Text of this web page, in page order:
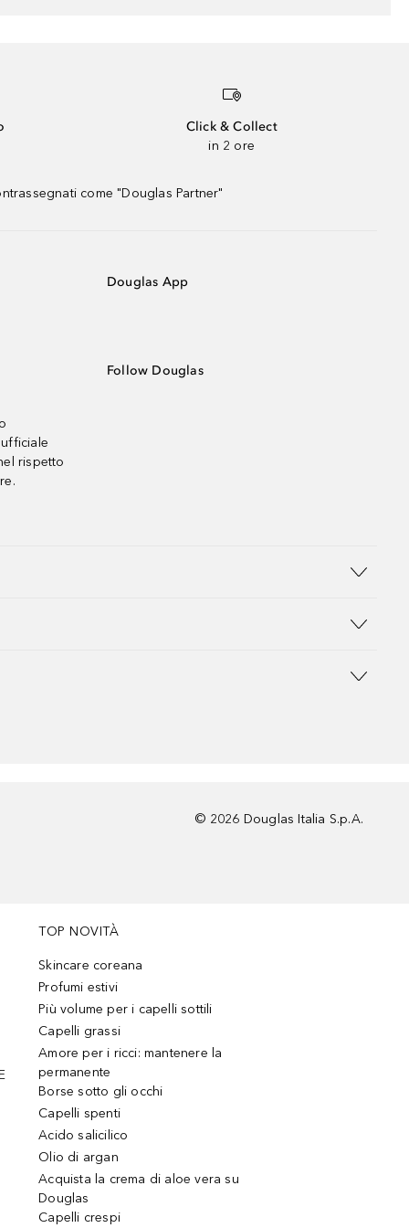
Click & Collect
in 2 ore
come "Douglas Partner"
rispetto
Douglas App
Follow Douglas
© 2026 Douglas Italia S.p.A.
TOP NOVITÀ
Skincare coreana
Profumi estivi
Più volume per i capelli sottili
Capelli grassi
Amore per i ricci: mantenere la
permanente
Borse sotto gli occhi
Capelli spenti
Acido salicilico
Olio di argan
Acquista la crema di aloe vera su
Douglas
Capelli crespi